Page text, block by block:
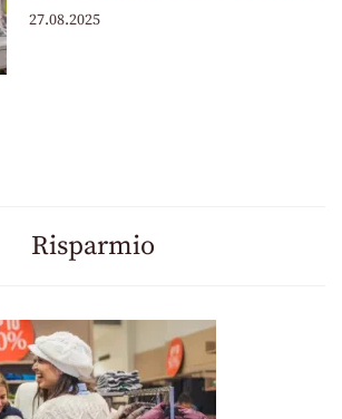
27.08.2025
Risparmio